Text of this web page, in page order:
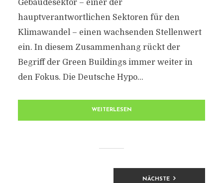
Gebäudesektor – einer der
hauptverantwortlichen Sektoren für den
Klimawandel – einen wachsenden Stellenwert
ein. In diesem Zusammenhang rückt der
Begriff der Green Buildings immer weiter in
den Fokus. Die Deutsche Hypo...
WEITERLESEN
BEITRAGSNAVIGATIONNÄCHSTE